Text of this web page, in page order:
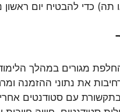
תה) כדי להבטיח יום
מגורים במהלך
את נתוני ההזמנה
עם סטודנטים